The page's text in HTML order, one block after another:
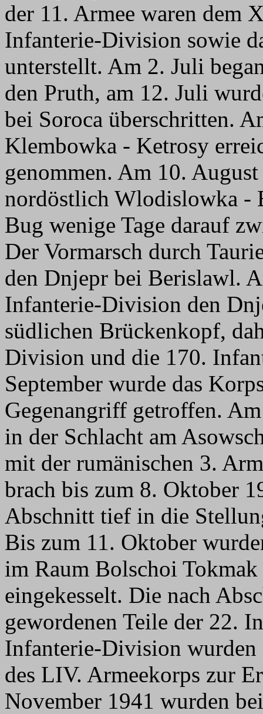
der 11. Armee waren dem
Infanterie-Division sowie
unterstellt. Am 2. Juli
den Pruth, am 12. Juli
bei Soroca überschritten.
Klembowka - Ketrosy
genommen. Am 10.
nordöstlich Wlodislowka -
Bug wenige Tage darauf
Der Vormarsch durch
den Dnjepr bei Berislawl.
Infanterie-Division den
südlichen Brückenkopf,
Division und die 170.
September wurde das
Gegenangriff getroffen.
in der Schlacht am
mit der rumänischen 3.
brach bis zum 8. Oktober
Abschnitt tief in die
Bis zum 11. Oktober
im Raum Bolschoi
eingekesselt. Die nach
gewordenen Teile der 22.
Infanterie-Division wurden
des LIV. Armeekorps zur
November 1941 wurden